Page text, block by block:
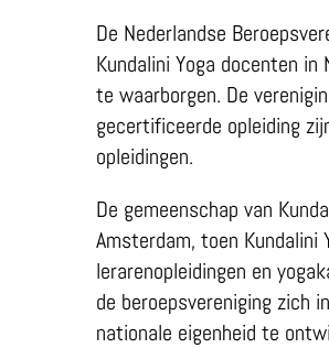
De Nederlandse
Kundalini Yoga docenten
te waarborgen. De
gecertificeerde opleiding
opleidingen.
De gemeenschap van
Amsterdam, toen Kundalini
lerarenopleidingen en
de beroepsvereniging zich
nationale eigenheid te